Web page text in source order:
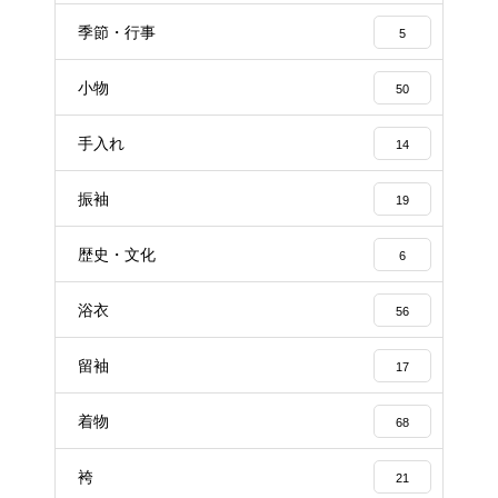
季節・行事 5
小物 50
手入れ 14
振袖 19
歴史・文化 6
浴衣 56
留袖 17
着物 68
袴 21